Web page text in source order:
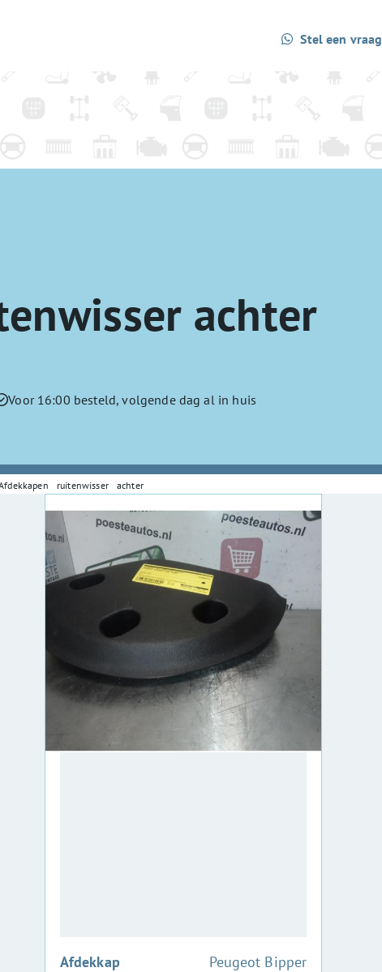
Stel een vraag
achter
Voor 16:00 besteld, volgende dag al in huis
ruitenwisser achter
Afdekkap
:Peugeot Bipper